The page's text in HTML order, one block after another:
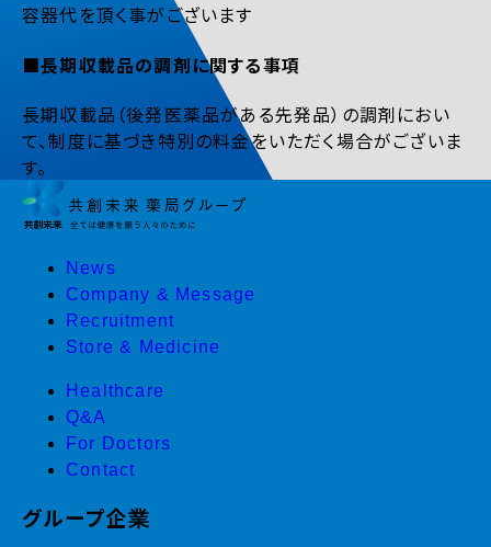
容器代を頂く事がございます
■長期収載品の調剤に関する事項
長期収載品（後発医薬品がある先発品）の調剤におい
て、制度に基づき特別の料金をいただく場合がございま
す。
News
Company & Message
Recruitment
Store & Medicine
Healthcare
Q&A
For Doctors
Contact
グループ企業